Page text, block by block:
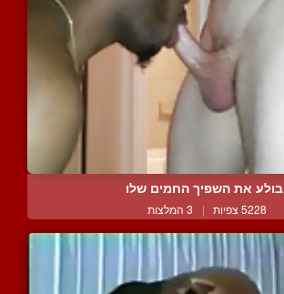
בולע את השפיך החמים שלו
5228 צפיות | 3 המלצות